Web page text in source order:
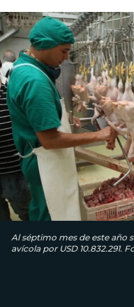
Al séptimo mes de este año
avícola por USD 10.832.291.